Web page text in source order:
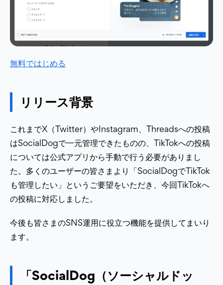
無料ではじめる
リリース背景
これまでX（Twitter）やInstagram、Threadsへの投稿
はSocialDogで一元管理できたものの、TikTokへの投稿
については公式アプリから手動で行う必要がありまし
た。多くのユーザーの皆さまより「SocialDogでTikTok
も管理したい」というご要望をいただき、今回TikTokへ
の投稿に対応しました。
今後も皆さまのSNS運用に役立つ機能を提供してまいり
ます。
「SocialDog（ソーシャルドッ